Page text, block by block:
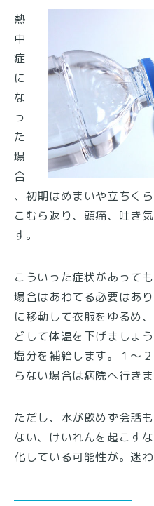
熱
中
症
に
な
っ
た
場
合
、初期はめまいや立ちく
こむら返り、頭痛、吐き
す。
こういった症状があって
場合はあわてる必要はあ
に移動して衣服をゆるめ
どして体温を下げましょ
塩分を補給します。１〜
らない場合は病院へ行きま
ただし、水が飲めず会話
ない、けいれんを起こす
化している可能性が。迷